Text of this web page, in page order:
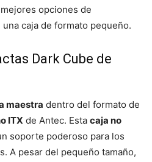
opciones de
caja de formato pequeño.
Dark Cube de
maestra dentro del formato de
ITX de Antec. Esta caja no
soporte poderoso para los
A pesar del pequeño tamaño,